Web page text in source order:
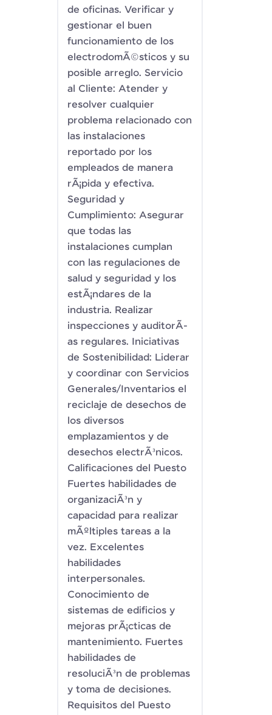
de oficinas. Verificar y
gestionar el buen
funcionamiento de los
electrodomÃ©sticos y su
posible arreglo. Servicio
al Cliente: Atender y
resolver cualquier
problema relacionado con
las instalaciones
reportado por los
empleados de manera
rÃ¡pida y efectiva.
Seguridad y
Cumplimiento: Asegurar
que todas las
instalaciones cumplan
con las regulaciones de
salud y seguridad y los
estÃ¡ndares de la
industria. Realizar
inspecciones y auditorÃ­
as regulares. Iniciativas
de Sostenibilidad: Liderar
y coordinar con Servicios
Generales/Inventarios el
reciclaje de desechos de
los diversos
emplazamientos y de
desechos electrÃ³nicos.
Calificaciones del Puesto
Fuertes habilidades de
organizaciÃ³n y
capacidad para realizar
mÃºltiples tareas a la
vez. Excelentes
habilidades
interpersonales.
Conocimiento de
sistemas de edificios y
mejoras prÃ¡cticas de
mantenimiento. Fuertes
habilidades de
resoluciÃ³n de problemas
y toma de decisiones.
Requisitos del Puesto